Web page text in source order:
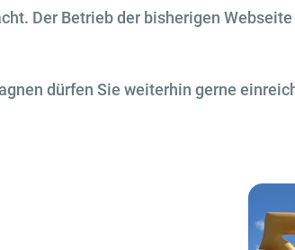
Der Betrieb der bisherigen
dürfen Sie weiterhin gerne